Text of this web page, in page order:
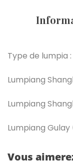
Type de lumpia :
Lumpiang
Lumpiang
Lumpiang Gulay
Vous